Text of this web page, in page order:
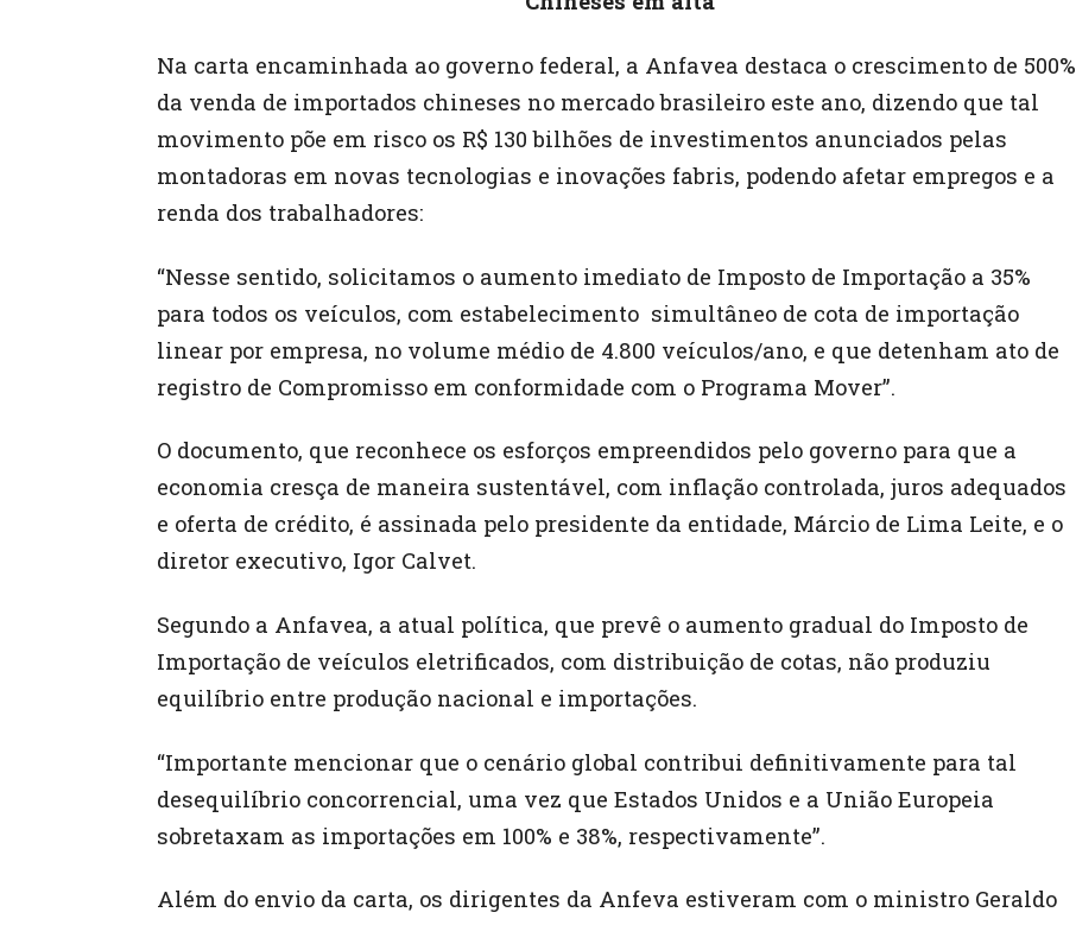
Na carta encaminhada ao governo federal, a Anfavea destaca o crescimento de 500%
da venda de importados chineses no mercado brasileiro este ano, dizendo que tal
movimento põe em risco os R$ 130 bilhões de investimentos anunciados pelas
montadoras em novas tecnologias e inovações fabris, podendo afetar empregos e a
renda dos trabalhadores:
“Nesse sentido, solicitamos o aumento imediato de Imposto de Importação a 35%
para todos os veículos, com estabelecimento simultâneo de cota de importação
linear por empresa, no volume médio de 4.800 veículos/ano, e que detenham ato de
registro de Compromisso em conformidade com o Programa Mover”.
O documento, que reconhece os esforços empreendidos pelo governo para que a
economia cresça de maneira sustentável, com inflação controlada, juros adequados
e oferta de crédito, é assinada pelo presidente da entidade, Márcio de Lima Leite, e o
diretor executivo, Igor Calvet.
Segundo a Anfavea, a atual política, que prevê o aumento gradual do Imposto de
Importação de veículos eletrificados, com distribuição de cotas, não produziu
equilíbrio entre produção nacional e importações.
“Importante mencionar que o cenário global contribui definitivamente para tal
desequilíbrio concorrencial, uma vez que Estados Unidos e a União Europeia
sobretaxam as importações em 100% e 38%, respectivamente”.
Além do envio da carta, os dirigentes da Anfeva estiveram com o ministro Geraldo